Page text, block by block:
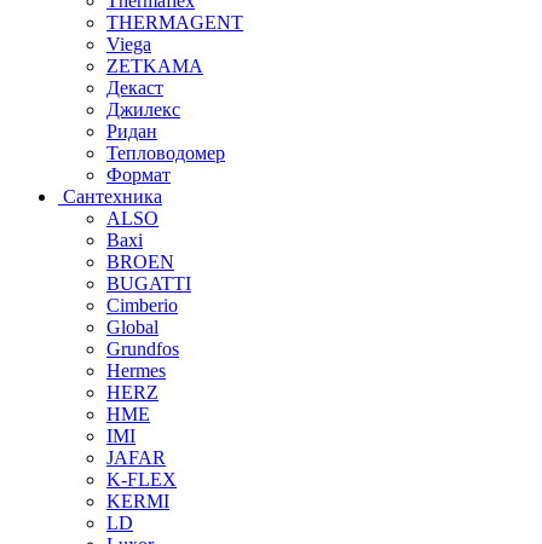
THERMAGENT
Viega
ZETKAMA
Декаст
Джилекс
Ридан
Тепловодомер
Формат
Сантехника
ALSO
Baxi
BROEN
BUGATTI
Cimberio
Global
Grundfos
Hermes
HERZ
HME
IMI
JAFAR
K-FLEX
KERMI
LD